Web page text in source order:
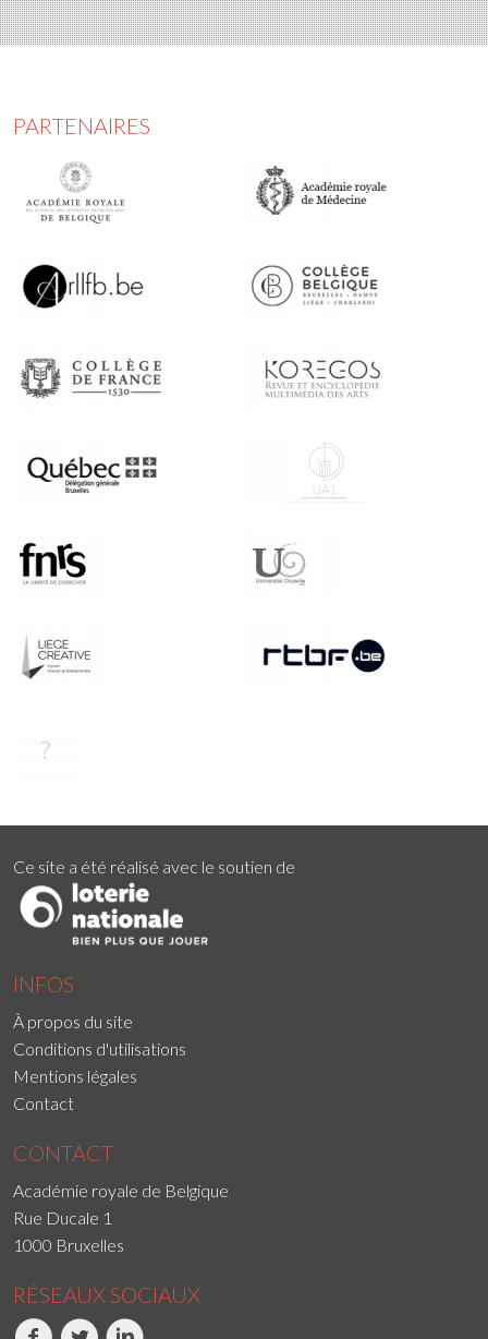
PARTENAIRES
Ce site a été réalisé avec le soutien de
INFOS
À propos du site
Conditions d'utilisations
Mentions légales
Contact
CONTACT
Académie royale de Belgique
Rue Ducale 1
1000 Bruxelles
RÉSEAUX SOCIAUX